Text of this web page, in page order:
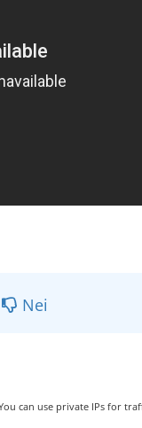
Nei
can use private IPs for